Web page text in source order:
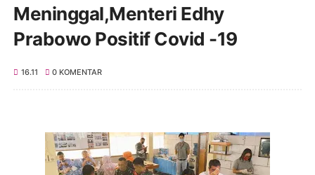
Meninggal,Menteri Edhy
Prabowo Positif Covid -19
16.11 0 KOMENTAR